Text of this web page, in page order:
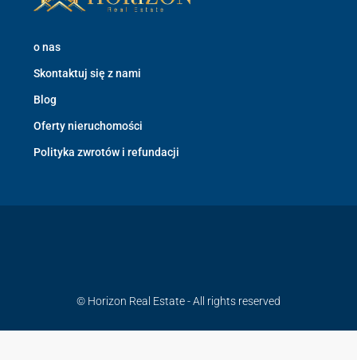
o nas
Skontaktuj się z nami
Blog
Oferty nieruchomości
Polityka zwrotów i refundacji
© Horizon Real Estate - All rights reserved